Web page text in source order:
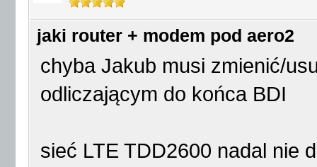
jaki router + modem pod aero2
chyba Jakub musi zmienić/
odliczającym do końca BDI
sieć LTE TDD2600 nadal nie